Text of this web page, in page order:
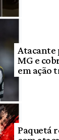
Atacante
MG e
em ação
Paquetá